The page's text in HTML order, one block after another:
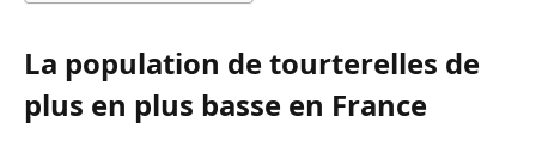
La population de tourterelles de
plus en plus basse en France